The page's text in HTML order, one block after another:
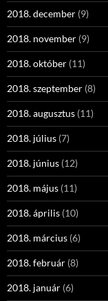
2018. december (9)
2018. november (9)
2018. október (11)
2018. szeptember (8)
2018. augusztus (11)
2018. július (7)
2018. június (12)
2018. május (11)
2018. április (10)
2018. március (6)
2018. február (8)
2018. január (6)